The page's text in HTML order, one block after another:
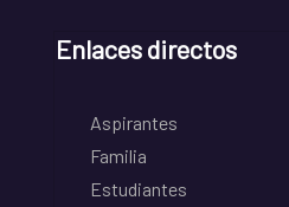
Enlaces directos
Aspirantes
Familia
Estudiantes